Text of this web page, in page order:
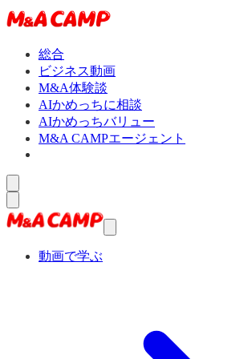
総合
ビジネス動画
M&A体験談
AIかめっちに相談
AIかめっちバリュー
M&A CAMPエージェント
動画で学ぶ